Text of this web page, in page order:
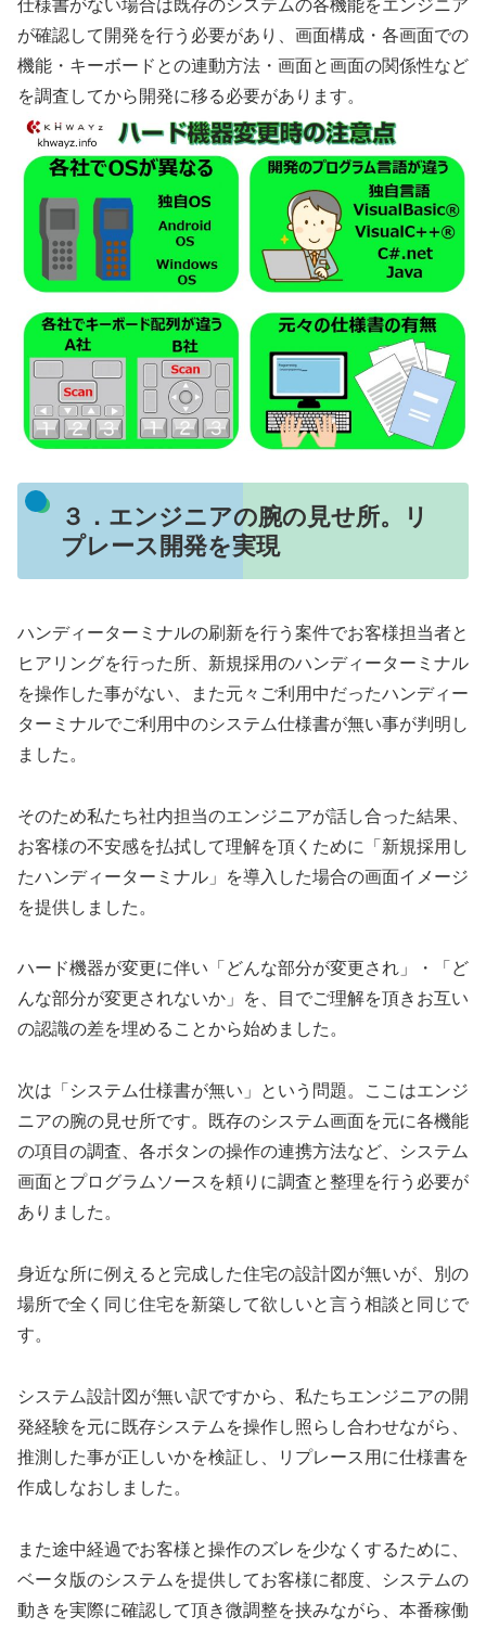
仕様書がない場合は既存のシステムの各機能をエンジニア
が確認して開発を行う必要があり、画面構成・各画面での
機能・キーボードとの連動方法・画面と画面の関係性など
を調査してから開発に移る必要があります。
３．エンジニアの腕の見せ所。リ
プレース開発を実現
ハンディーターミナルの刷新を行う案件でお客様担当者と
ヒアリングを行った所、新規採用のハンディーターミナル
を操作した事がない 、また元々ご利用中だったハンディー
ターミナルでご利用中のシステム仕様書が無い事が判明し
ました。
そのため私たち社内担当のエンジニアが話し合った結果、
お客様の不安感を払拭して理解を頂くために「新規採用し
たハンディーターミナル」を導入した場合の画面イメージ
を提供しました。
ハード機器が変更に伴い「どんな部分が変更され」・「ど
んな部分が変更されないか」を、目でご理解を頂きお互い
の認識の差を埋めることから始めました。
次は「システム仕様書が無い」という問題。ここはエンジ
ニアの腕の見せ所です。既存のシステム画面を元に各機能
の項目の調査
各ボタンの操作の連携方法など、システム
画面とプログラムソースを頼りに調査と整理を行う必要が
ありました。
身近な所に例えると 完成した住宅の設計図が無いが、
別の
場所で全く同じ住宅を新築して欲しいと言う相談と同じで
す。
システム設計図が無い訳ですから、私たちエンジニアの開
発経験を元に既存システムを操作し照らし合わせながら、
推測した事が正しいかを検証し、リプレース用に仕様書を
作成しなおしました。
また途中経過でお客様と操作のズレを少なくするために、
ベータ版のシステムを提供してお客様に都度、
システムの
動きを実際に確認して頂き微調整を挟みながら、本番稼働